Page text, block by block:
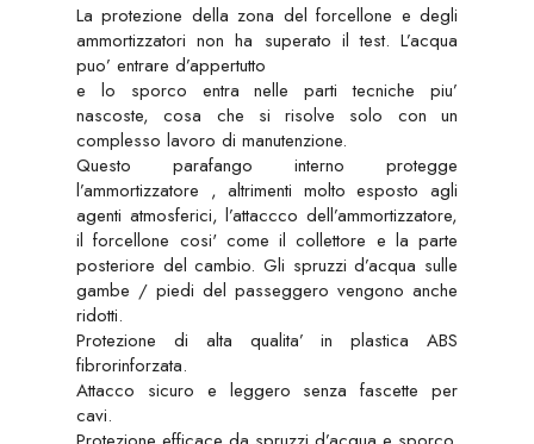
La protezione della zona del forcellone e degli
ammortizzatori non ha superato il test. L’acqua
puo’ entrare d’appertutto
e lo sporco entra nelle parti tecniche piu’
nascoste, cosa che si risolve solo con un
complesso lavoro di manutenzione.
Questo parafango interno protegge
l’ammortizzatore , altrimenti molto esposto agli
agenti atmosferici, l’attaccco dell’ammortizzatore,
il forcellone cosi' come il collettore e la parte
posteriore del cambio. Gli spruzzi d’acqua sulle
gambe / piedi del passeggero vengono anche
ridotti.
Protezione di alta qualita’ in plastica ABS
fibrorinforzata.
Attacco sicuro e leggero senza fascette per
cavi.